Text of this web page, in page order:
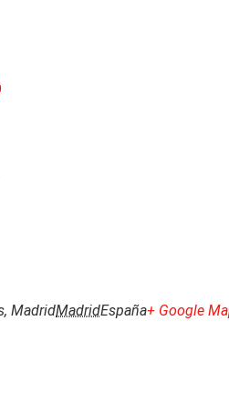
MadridMadridEspaña+ Google